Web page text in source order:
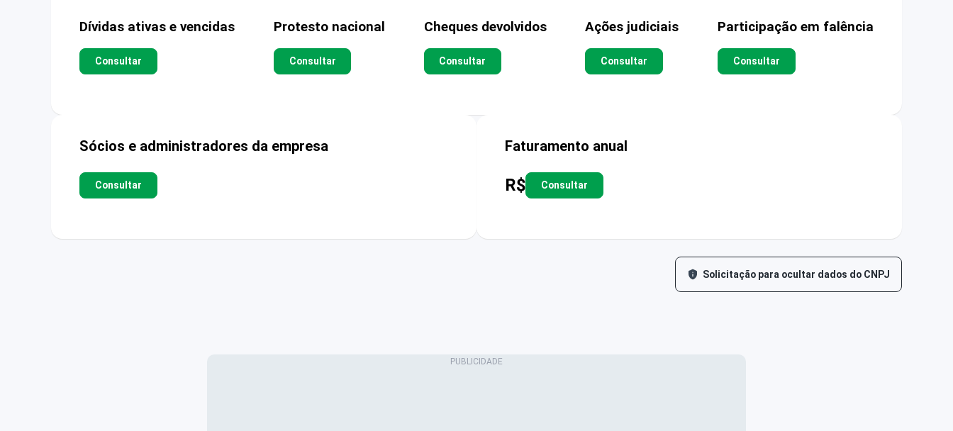
Dívidas ativas e vencidas
Consultar
Protesto nacional
Consultar
Cheques devolvidos
Consultar
Ações judiciais
Consultar
Participação em falência
Consultar
Sócios e administradores da empresa
Consultar
Faturamento anual
R$ Consultar
Solicitação para ocultar dados do CNPJ